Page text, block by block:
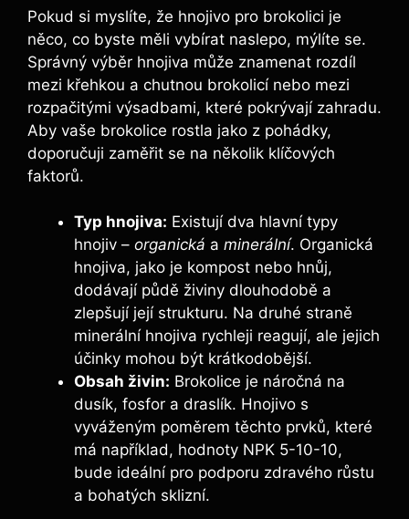
Pokud si myslíte,​ že hnojivo pro brokolici je
něco, co byste měli vybírat ⁤naslepo, mýlíte se.
Správný výběr hnojiva ⁣může ‌znamenat rozdíl⁢
mezi křehkou ⁣a​ chutnou ⁣brokolicí nebo ⁣mezi
rozpačitými výsadbami, které pokrývají zahradu.
Aby‌ vaše brokolice rostla ⁢jako z pohádky,
doporučuji zaměřit se ⁣na několik klíčových
faktorů.
Typ hnojiva: Existují​ dva hlavní typy
hnojiv – organická ‍a minerální. Organická
hnojiva, jako je ​kompost nebo ‌hnůj,
dodávají půdě živiny dlouhodobě ⁤a
zlepšují její strukturu.⁣ Na druhé straně
minerální hnojiva‌ rychleji reagují, ale jejich
účinky mohou být ⁣krátkodobější.
Obsah⁢ živin: Brokolice je ​náročná na
dusík, ‌fosfor‍ a draslík. Hnojivo s​
vyváženým ‍poměrem těchto ‍prvků, ⁢které
má⁢ například, ⁤hodnoty NPK 5-10-10,
bude ideální pro podporu zdravého ‌růstu⁢
a bohatých sklizní.